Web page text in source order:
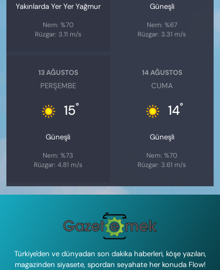
Yakınlarda Yer Yer Yağmur
Nem: %70
Rüzgar: 3.11 m/s
Güneşli
Nem: %67
Rüzgar: 3.31 m/s
13 AĞUSTOS
PERŞEMBE
15°
Güneşli
Nem: %73
Rüzgar: 4.81 m/s
14 AĞUSTOS
CUMA
14°
Güneşli
Nem: %70
Rüzgar: 3.61 m/s
Türkiye'den ve dünyadan son dakika haberleri, köşe yazıları,
magazinden siyasete, spordan seyahate her konuda Flow!